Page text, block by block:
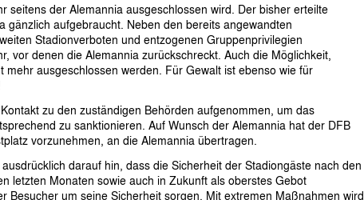
seitens der Alemannia ausgeschlossen wird. Der bisher erteilte
gänzlich aufgebraucht. Neben den bereits angewandten
Stadionverboten und entzogenen Gruppenprivilegien
vor denen die Alemannia zurückschreckt. Auch die Möglichkeit,
ausgeschlossen werden. Für Gewalt ist ebenso wie für
zu den zuständigen Behörden aufgenommen, um das
zu sanktionieren. Auf Wunsch der Alemannia hat der DFB
vorzunehmen, an die Alemannia übertragen.
darauf hin, dass die Sicherheit der Stadiongäste nach den
letzten Monaten sowie auch in Zukunft als oberstes Gebot
Besucher um seine Sicherheit sorgen. Mit extremen Maßnahmen wird